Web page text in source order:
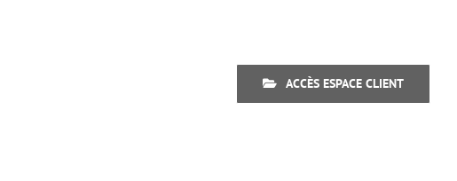
ACCÈS ESPACE CLIENT